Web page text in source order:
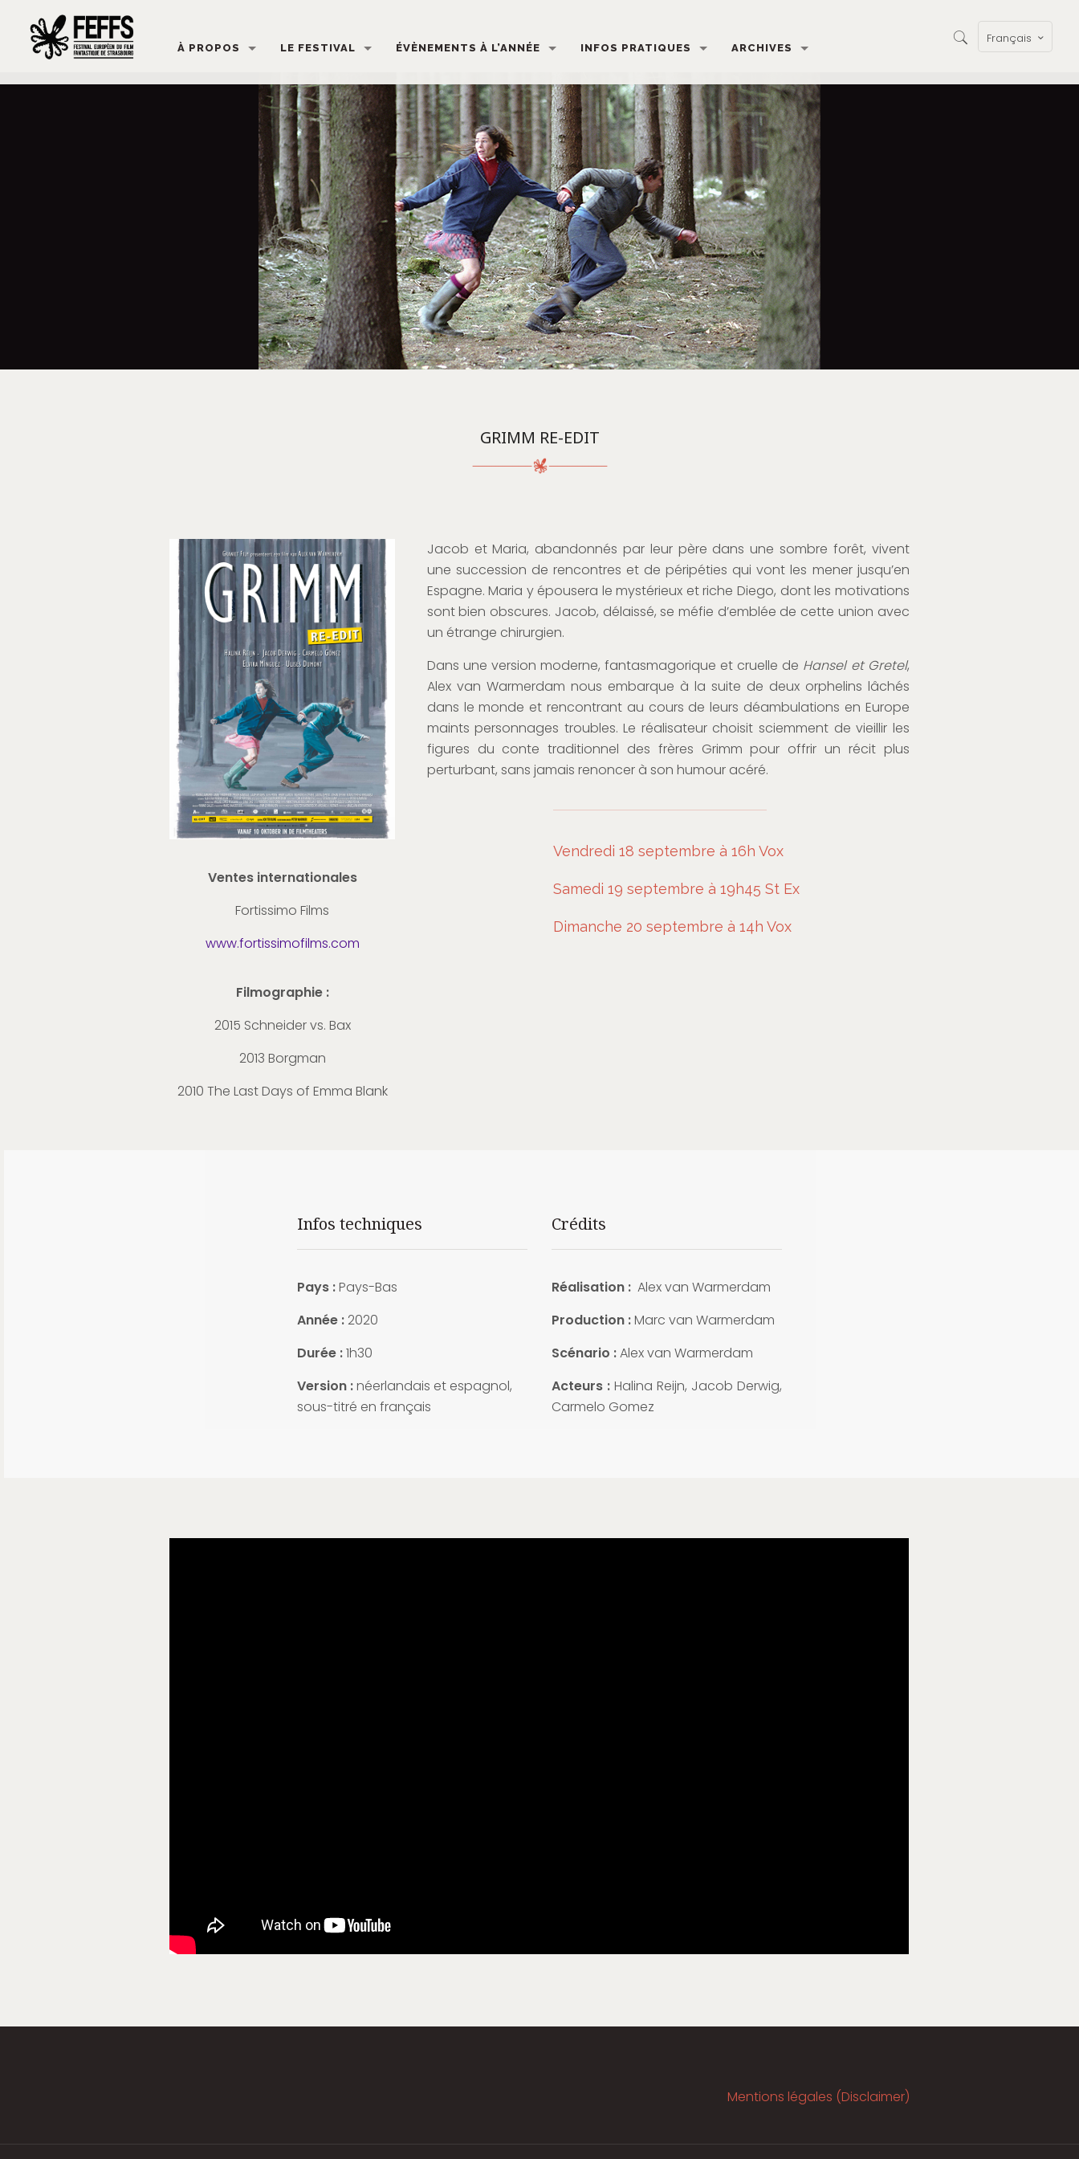
À PROPOS LE FESTIVAL ÉVÈNEMENTS À L’ANNÉE INFOS PRATIQUES ARCHIVES
Français
GRIMM RE-EDIT
Ventes internationales
Fortissimo Films
www.fortissimofilms.com
Filmographie :
2015 Schneider vs. Bax
2013 Borgman
2010 The Last Days of Emma Blank
Jacob et Maria, abandonnés par leur père dans une sombre forêt, vivent
une succession de rencontres et de péripéties qui vont les mener jusqu’en
Espagne. Maria y épousera le mystérieux et riche Diego, dont les motivations
sont bien obscures. Jacob, délaissé, se méfie d’emblée de cette union avec
un étrange chirurgien.
Dans une version moderne, fantasmagorique et cruelle de Hansel et Gretel,
Alex van Warmerdam nous embarque à la suite de deux orphelins lâchés
dans le monde et rencontrant au cours de leurs déambulations en Europe
maints personnages troubles. Le réalisateur choisit sciemment de vieillir les
figures du conte traditionnel des frères Grimm pour offrir un récit plus
perturbant, sans jamais renoncer à son humour acéré.
Vendredi 18 septembre à 16h Vox
Samedi 19 septembre à 19h45 St Ex
Dimanche 20 septembre à 14h Vox
Infos techniques
Pays :Pays-Bas
Année :2020
Durée :1h30
Version :néerlandais et espagnol,
sous-titré en français
Crédits
Réalisation :Alex van Warmerdam
Production :Marc van Warmerdam
Scénario :Alex van Warmerdam
Acteurs : Halina Reijn, Jacob Derwig,
Carmelo Gomez
Mentions légales (Disclaimer)